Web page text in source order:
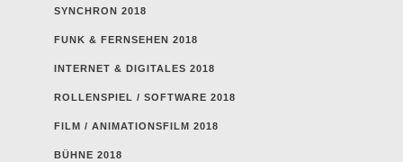
SYNCHRON 2018
FUNK & FERNSEHEN 2018
INTERNET & DIGITALES 2018
ROLLENSPIEL / SOFTWARE 2018
FILM / ANIMATIONSFILM 2018
BÜHNE 2018